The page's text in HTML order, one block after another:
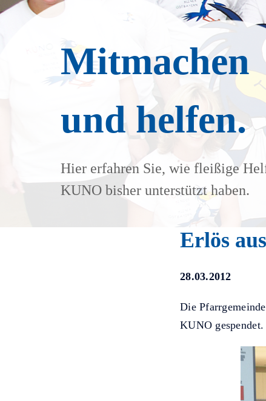
Mitmachen
und helfen.
Hier erfahren Sie, wie fleißige
KUNO bisher unterstützt haben.
Erlös
28.03.2012
Die
KUNO gespendet.